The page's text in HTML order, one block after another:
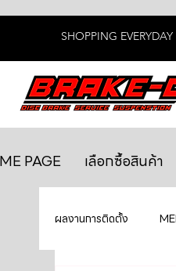
SHOPPING
PAGE เลือกซื้อสินค้า
ผลงานการติดตั้ง